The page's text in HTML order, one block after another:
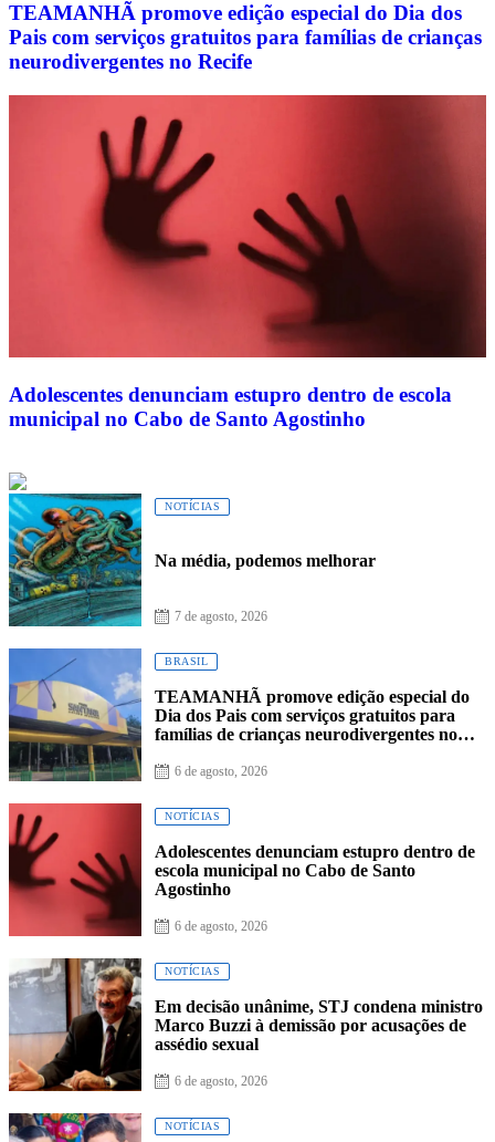
TEAMANHÃ promove edição especial do Dia dos
Pais com serviços gratuitos para famílias de crianças
neurodivergentes no Recife
Adolescentes denunciam estupro dentro de escola
municipal no Cabo de Santo Agostinho
NOTÍCIAS
Na média, podemos melhorar
7 de agosto, 2026
BRASIL
TEAMANHÃ promove edição especial do
Dia dos Pais com serviços gratuitos para
famílias de crianças neurodivergentes no
6 de agosto, 2026
NOTÍCIAS
Adolescentes denunciam estupro dentro de
escola municipal no Cabo de Santo
Agostinho
6 de agosto, 2026
NOTÍCIAS
Em decisão unânime, STJ condena ministro
Marco Buzzi à demissão por acusações de
assédio sexual
6 de agosto, 2026
NOTÍCIAS